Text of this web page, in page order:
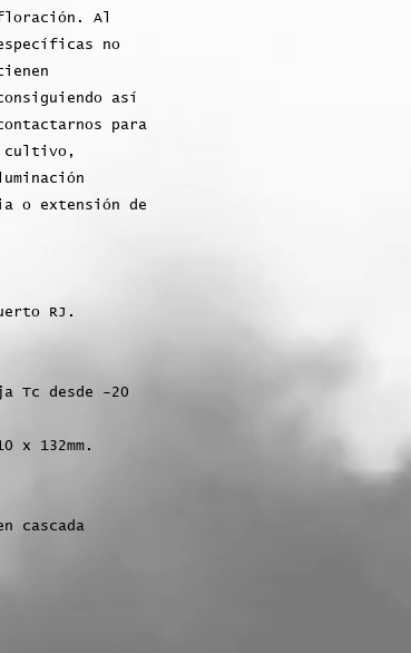
Al
no
así
para
cultivo,
o extensión de
RJ.
Tc desde -20
x 132mm.
cascada